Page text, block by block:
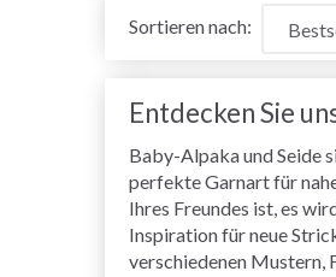
Sortieren nach:
Entdecken Sie
Baby-Alpaka und Seide
perfekte Garnart für
Ihres Freundes ist, es
Inspiration für neue
verschiedenen Mustern,